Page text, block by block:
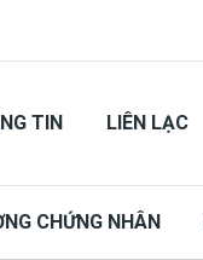
TIN LIÊN LẠC
CHỨNG NHÂN